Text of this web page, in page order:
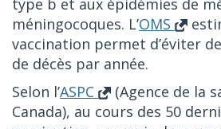
type b et aux épidémies de
méningocoques. L’OMS
vaccination permet d’éviter
de décès par année.
Selon l’ASPC
(Agence de la
Canada), au cours des 50